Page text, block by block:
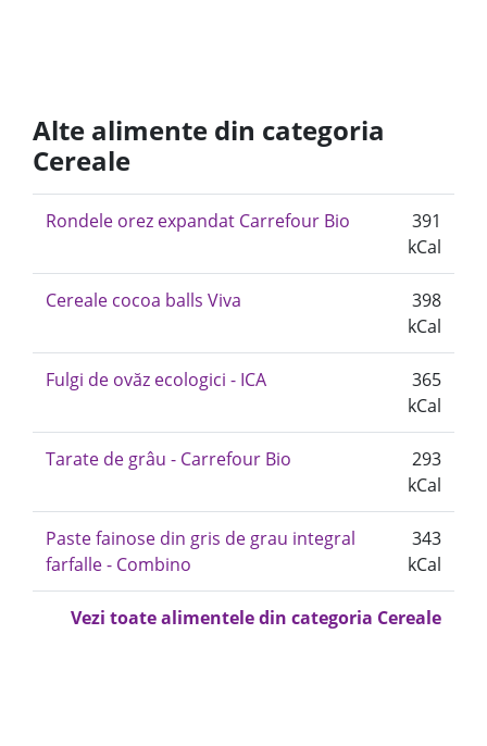
Alte alimente din categoria
Cereale
Rondele orez expandat Carrefour Bio
391
kCal
Cereale cocoa balls Viva
398
kCal
Fulgi de ovăz ecologici - ICA
365
kCal
Tarate de grâu - Carrefour Bio
293
kCal
Paste fainose din gris de grau integral
farfalle - Combino
343
kCal
Vezi toate alimentele din categoria Cereale